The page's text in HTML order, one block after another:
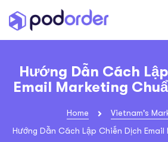
Hướng Dẫn Cách
Email Marketing
Home
Vietnam's
Hướng Dẫn Cách Lập Chiến Dịch